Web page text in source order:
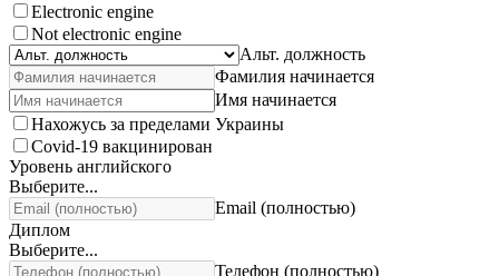
Electronic engine
Not electronic engine
Альт. должность
Фамилия начинается
Имя начинается
Нахожусь за пределами Украины
Covid-19 вакцинирован
Уровень английского
Выберите...
Email (полностью)
Диплом
Выберите...
Телефон (полностью)